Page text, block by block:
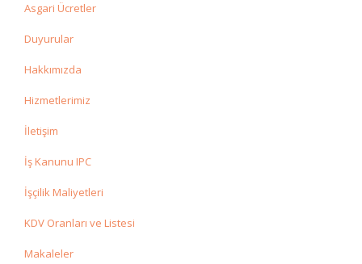
Asgari Ücretler
Duyurular
Hakkımızda
Hizmetlerimiz
İletişim
İş Kanunu IPC
İşçilik Maliyetleri
KDV Oranları ve Listesi
Makaleler